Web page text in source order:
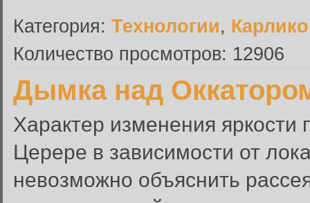
Категория: Технологии,
Количество просмотров: 12906
Дымка над
Характер изменения яркости
Церере в зависимости от
невозможно объяснить